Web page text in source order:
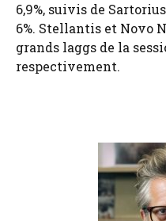
6,9%, suivis de
6%. Stellantis et Novo
grands laggs de la
respectivement.